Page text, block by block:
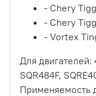
- Chery
- Chery
- Vortex
Для двигателей:
SQR484F,
Применяемость